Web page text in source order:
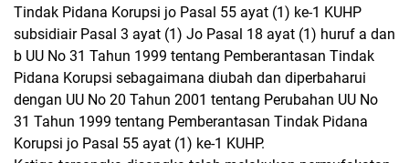
Tindak Pidana Korupsi jo Pasal 55 ayat (1) ke-1 KUHP
subsidiair Pasal 3 ayat (1) Jo Pasal 18 ayat (1) huruf a dan
b UU No 31 Tahun 1999 tentang Pemberantasan Tindak
Pidana Korupsi sebagaimana diubah dan diperbaharui
dengan UU No 20 Tahun 2001 tentang Perubahan UU No
31 Tahun 1999 tentang Pemberantasan Tindak Pidana
Korupsi jo Pasal 55 ayat (1) ke-1 KUHP.